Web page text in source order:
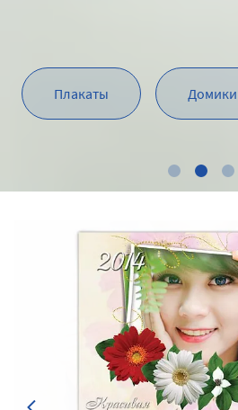
Плакаты Домики